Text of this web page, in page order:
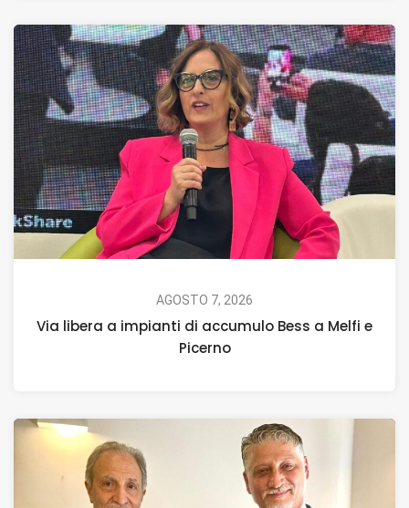
AGOSTO 7, 2026
Via libera a impianti di accumulo Bess a Melfi e
Picerno